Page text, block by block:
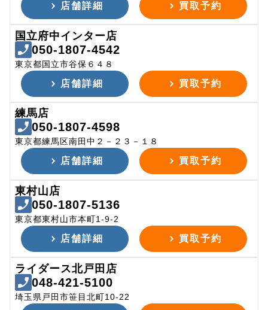
店舗詳細 買取予約
国立府中インター店
050-1807-4542
東京都国立市谷保６４８
店舗詳細 買取予約
練馬店
050-1807-4598
東京都練馬区南田中２－２３－１８
店舗詳細 買取予約
東村山店
050-1807-5136
東京都東村山市本町1-9-2
店舗詳細 買取予約
ライダース北戸田店
048-421-5100
埼玉県戸田市笹目北町10-22